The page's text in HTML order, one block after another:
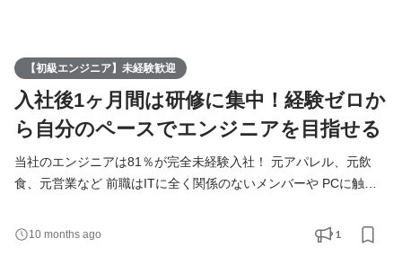
【初級エンジニア】未経験歓迎
入社後1ヶ月間は研修に集中！経験ゼロか
ら自分のペースでエンジニアを目指せる
当社のエンジニアは81％が完全未経験入社！ 元アパレル、元飲
食、元営業など 前職はITに全く関係のないメンバーや PCに触っ
ンジニアを輩出しており 教育体制・ノウハウ・サポート体制全て
が整った当社で ゼロからエンジニアを目指しませんか？ ▼当社の
10 months ago 1